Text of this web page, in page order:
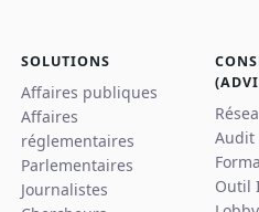
SOLUTIONS
Affaires publiques
Affaires
réglementaires
Parlementaires
Journalistes
Audit
Outil